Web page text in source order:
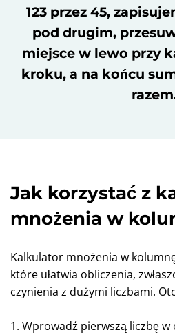
123 przez 45,
pod drugim,
miejsce w lewo przy
kroku, a na końcu
Jak korzystać z
mnożenia w
Kalkulator mnożenia w
które ułatwia obliczenia,
czynienia z dużymi liczbami.
1. Wprowadź pierwszą liczbę